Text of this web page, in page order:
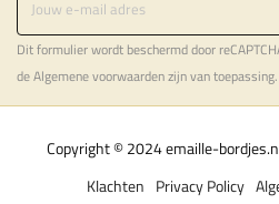
Dit formulier wordt beschermd door
deAlgemene voorwaardenzijn van toepassing.
Copyright © 2024 emaille-
Privacy Policy
Klachten